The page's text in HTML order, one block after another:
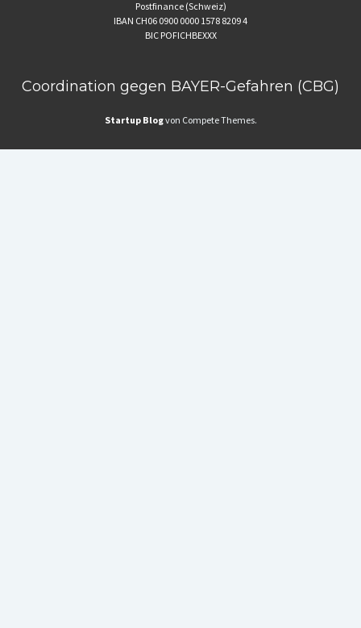
Postfinance (Schweiz)
IBAN CH06 0900 0000 1578 8209 4
BIC POFICHBEXXX
Coordination gegen BAYER-Gefahren (CBG)
Startup Blogvon Compete Themes.